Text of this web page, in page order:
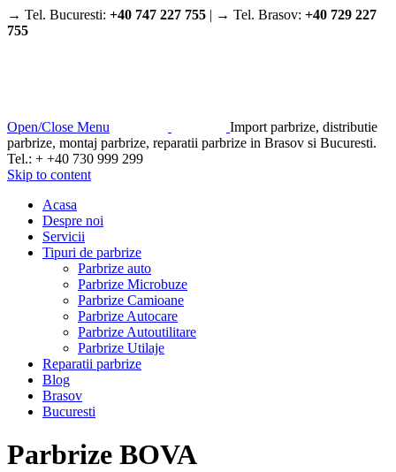
→ Tel. Bucuresti: +40 747 227 755 | → Tel. Brasov: +40 729 227
755
Open/Close Menu
Import parbrize, distributie
parbrize, montaj parbrize, reparatii parbrize in Brasov si Bucuresti.
Tel.: + +40 730 999 299
Skip to content
Acasa
Despre noi
Servicii
Tipuri de parbrize
Parbrize auto
Parbrize Microbuze
Parbrize Camioane
Parbrize Autocare
Parbrize Autoutilitare
Parbrize Utilaje
Reparatii parbrize
Blog
Brasov
Bucuresti
Parbrize BOVA